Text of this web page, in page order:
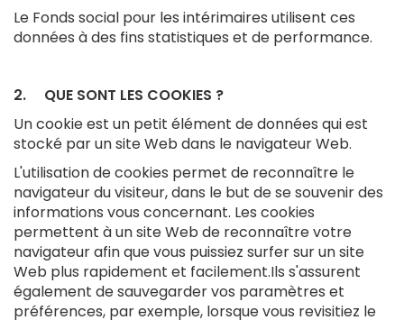
Le Fonds social pour les intérimaires utilisent ces
données à des fins statistiques et de performance.
2. QUE SONT LES COOKIES ?
Un cookie est un petit élément de données qui est
stocké par un site Web dans le navigateur Web.
L'utilisation de cookies permet de reconnaître le
navigateur du visiteur, dans le but de se souvenir des
informations vous concernant. Les cookies
permettent à un site Web de reconnaître votre
navigateur afin que vous puissiez surfer sur un site
Web plus rapidement et facilement.Ils s'assurent
également de sauvegarder vos paramètres et
préférences, par exemple, lorsque vous revisitiez le